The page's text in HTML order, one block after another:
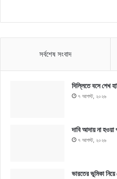
সর্বশেষ সংবাদ
দিল্লিতে বসে শেখ
৭ আগস্ট, ২০২৬
দাবি আদায় না হওয়া
৭ আগস্ট, ২০২৬
ভারতের ভূমিকা